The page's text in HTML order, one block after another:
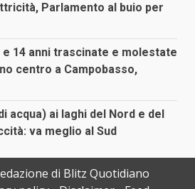
Parlamento al buio per
e 14 anni trascinate e molestate
centro a Campobasso,
acqua) ai laghi del Nord e del
va meglio al Sud
di Blitz Quotidiano